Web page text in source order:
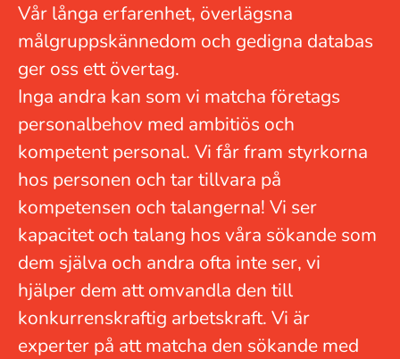
Vår långa erfarenhet, överlägsna
målgruppskännedom och gedigna databas
ger oss ett övertag.
Inga andra kan som vi matcha företags
personalbehov med ambitiös och
kompetent personal. Vi får fram styrkorna
hos personen och tar tillvara på
kompetensen och talangerna! Vi ser
kapacitet och talang hos våra sökande som
dem själva och andra ofta inte ser, vi
hjälper dem att omvandla den till
konkurrenskraftig arbetskraft. Vi är
experter på att matcha den sökande med